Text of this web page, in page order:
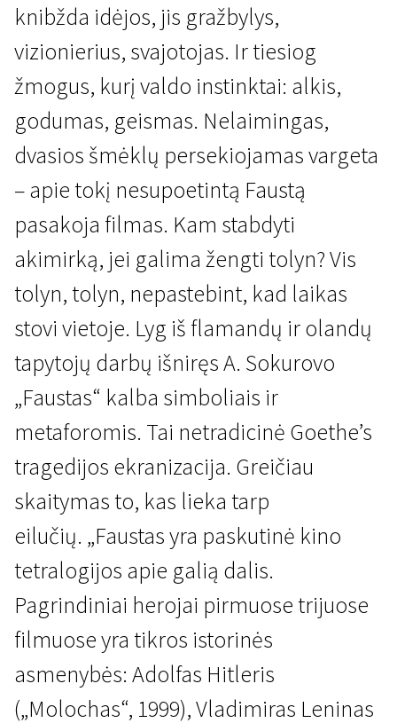
Kertant Europą
Faustas
2 val. 14 min. | Drama | N/A
knibžda idėjos, jis gražbylys,
vizionierius, svajotojas. Ir tiesiog
žmogus, kurį valdo instinktai: alkis,
godumas, geismas. Nelaimingas,
dvasios šmėklų persekiojamas vargeta
– apie tokį nesupoetintą Faustą
pasakoja filmas. Kam stabdyti
akimirką, jei galima žengti tolyn? Vis
tolyn, tolyn, nepastebint, kad laikas
stovi vietoje. Lyg iš flamandų ir olandų
tapytojų darbų išniręs A. Sokurovo
„Faustas“ kalba simboliais ir
metaforomis. Tai netradicinė Goethe’s
tragedijos ekranizacija. Greičiau
skaitymas to, kas lieka tarp
eilučių. „Faustas yra paskutinė kino
tetralogijos apie galią dalis.
Pagrindiniai herojai pirmuose trijuose
filmuose yra tikros istorinės
asmenybės: Adolfas Hitleris
(„Molochas“, 1999), Vladimiras Leninas